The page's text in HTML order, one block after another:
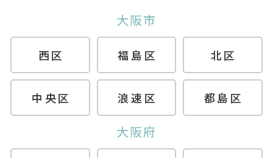
大阪市
西区 福島区 北区
中央区 浪速区 都島区
大阪府